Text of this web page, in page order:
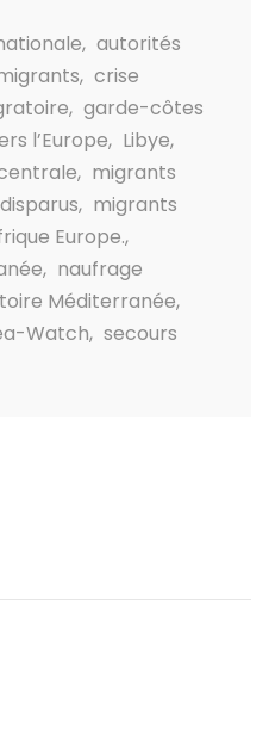
, autorités
, crise
, garde-côtes
l’Europe, Libye,
, migrants
, migrants
Europe.,
, naufrage
Méditerranée,
Watch, secours